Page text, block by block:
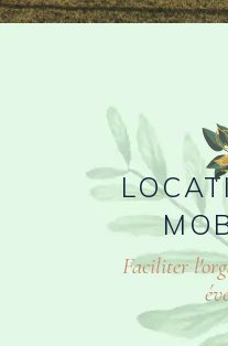
Faciliter